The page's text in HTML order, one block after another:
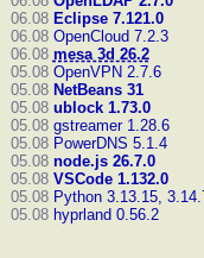
06.08 Eclipse 7.121.0
06.08 OpenCloud 7.2.3
06.08 mesa 3d 26.2
05.08 OpenVPN 2.7.6
05.08 NetBeans 31
05.08 ublock 1.73.0
05.08 gstreamer 1.28.6
05.08 PowerDNS 5.1.4
05.08 node.js 26.7.0
05.08 VSCode 1.132.0
05.08 Python 3.13.15,
05.08 hyprland 0.56.2